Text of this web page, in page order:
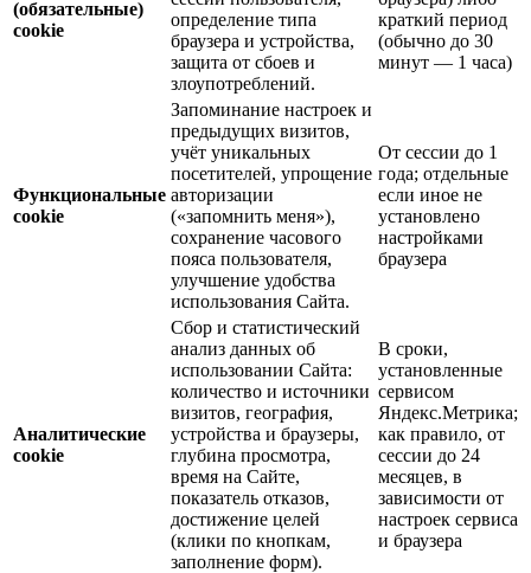
(обязательные)
cookie
определение типа
браузера и устройства,
защита от сбоев и
злоупотреблений.
краткий период
(обычно до 30
минут — 1 часа)
Функциональные
cookie
Запоминание настроек и
предыдущих визитов,
учёт уникальных
посетителей, упрощение
авторизации
(«запомнить меня»),
сохранение часового
пояса пользователя,
улучшение удобства
использования Сайта.
От сессии до 1
года; отдельные
если иное не
установлено
настройками
браузера
Аналитические
cookie
Сбор и статистический
анализ данных об
использовании Сайта:
количество и источники
визитов, география,
устройства и браузеры,
глубина просмотра,
время на Сайте,
показатель отказов,
достижение целей
(клики по кнопкам,
заполнение форм).
В сроки,
установленные
сервисом
Яндекс.Метрика;
как правило, от
сессии до 24
месяцев, в
зависимости от
настроек сервиса
и браузера